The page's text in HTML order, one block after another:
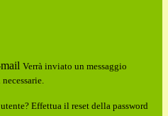
Verrà inviato un messaggio
Effettua il reset della password